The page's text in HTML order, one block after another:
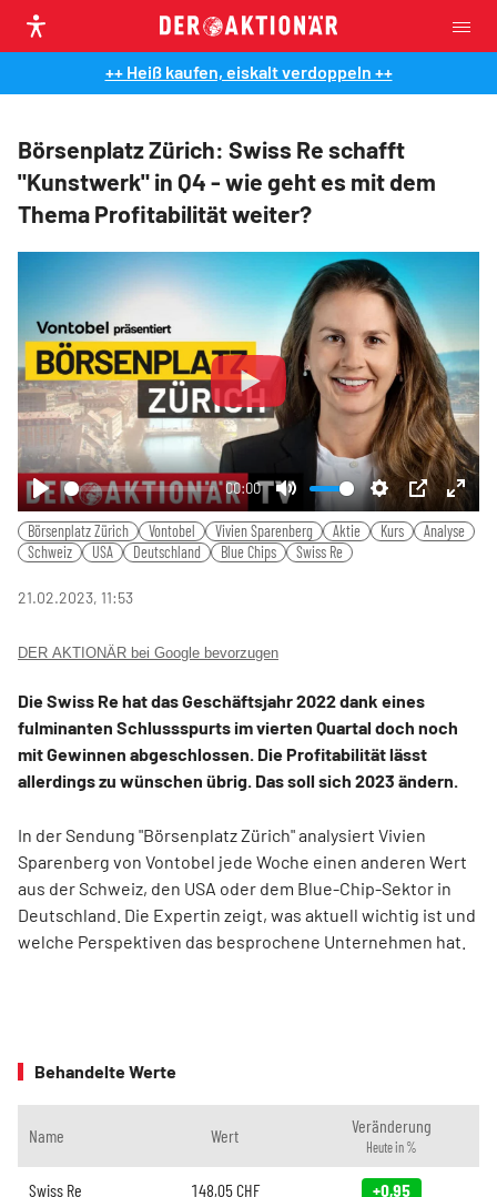
++ Heiß kaufen, eiskalt verdoppeln ++
Börsenplatz Zürich: Swiss Re schafft
"Kunstwerk" in Q4 - wie geht es mit dem
Thema Profitabilität weiter?
Play
00:00
Mute Settings
PIP
Play
Börsenplatz Zürich Vontobel Vivien Sparenberg Aktie Kurs
Analyse
Schweiz
USA Deutschland Blue Chips Swiss Re
21.02.2023, 11:53
DER AKTIONÄR bei Google bevorzugen
Die Swiss Re hat das Geschäftsjahr 2022 dank eines
fulminanten Schlussspurts im vierten Quartal doch noch
mit Gewinnen abgeschlossen. Die Profitabilität lässt
allerdings zu wünschen übrig. Das soll sich 2023 ändern.
In der Sendung "Börsenplatz Zürich" analysiert Vivien
Sparenberg von Vontobel jede Woche einen anderen Wert
aus der Schweiz, den USA oder dem Blue-Chip-Sektor in
Deutschland. Die Expertin zeigt, was aktuell wichtig ist und
welche Perspektiven das besprochene Unternehmen hat.
Behandelte Werte
Name Wert Veränderung
Heute in %
Swiss Re 148,05CHF +0,95